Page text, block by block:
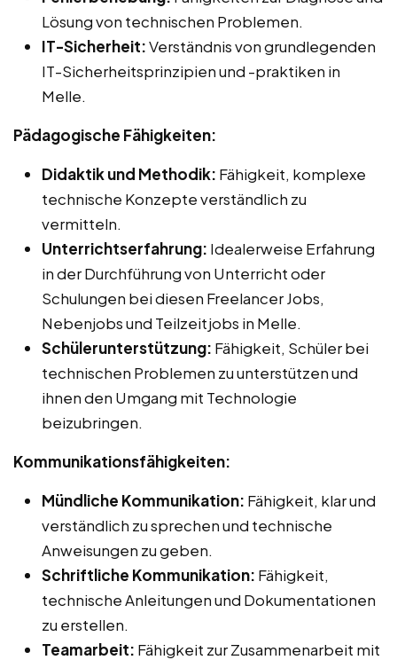
Lösung von technischen Problemen.
IT-Sicherheit:Verständnis von grundlegenden
IT-Sicherheitsprinzipien und -praktiken in
Melle.
Pädagogische Fähigkeiten:
Didaktik und Methodik: Fähigkeit, komplexe
technische Konzepte verständlich zu
vermitteln.
Unterrichtserfahrung: Idealerweise Erfahrung
in der Durchführung von Unterricht oder
Schulungen bei diesen Freelancer Jobs,
Nebenjobs und Teilzeitjobs in Melle.
Schülerunterstützung: Fähigkeit, Schüler bei
technischen Problemen zu unterstützen und
ihnen den Umgang mit Technologie
beizubringen.
Kommunikationsfähigkeiten:
Mündliche Kommunikation: Fähigkeit, klar und
verständlich zu sprechen und technische
Anweisungen zu geben.
Schriftliche Kommunikation: Fähigkeit,
technische Anleitungen und Dokumentationen
zu erstellen.
Teamarbeit: Fähigkeit zur Zusammenarbeit mit